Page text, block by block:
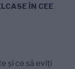
ÎN CEE
și ce să eviți